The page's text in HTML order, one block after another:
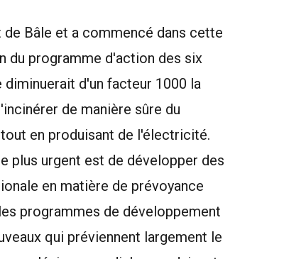
de Bâle et a commencé dans cette
du programme d'action des six
d'un facteur 1000 la
de manière sûre du
en produisant de l'électricité.
plus urgent est de développer des
en matière de prévoyance
programmes de développement
qui préviennent largement le